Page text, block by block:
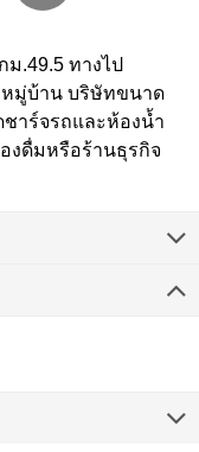
.49.5 ทางไป
หมู่บ้าน บริษัทขนาด
ชาร์จรถและห้องน้ำ
งดื่มหรือร้านธุรกิจ